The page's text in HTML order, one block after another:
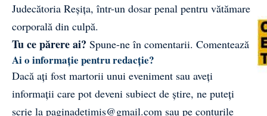
Judecătoria Reșița, într-un dosar penal pentru vătămare
corporală din culpă.
Tu ce părere ai? Spune-ne în comentarii. Comentează
Ai o informație pentru redacție?
Dacă ați fost martorii unui eveniment sau aveți
informații care pot deveni subiect de știre, ne puteți
scrie la paginadetimis@gmail.com sau pe conturile